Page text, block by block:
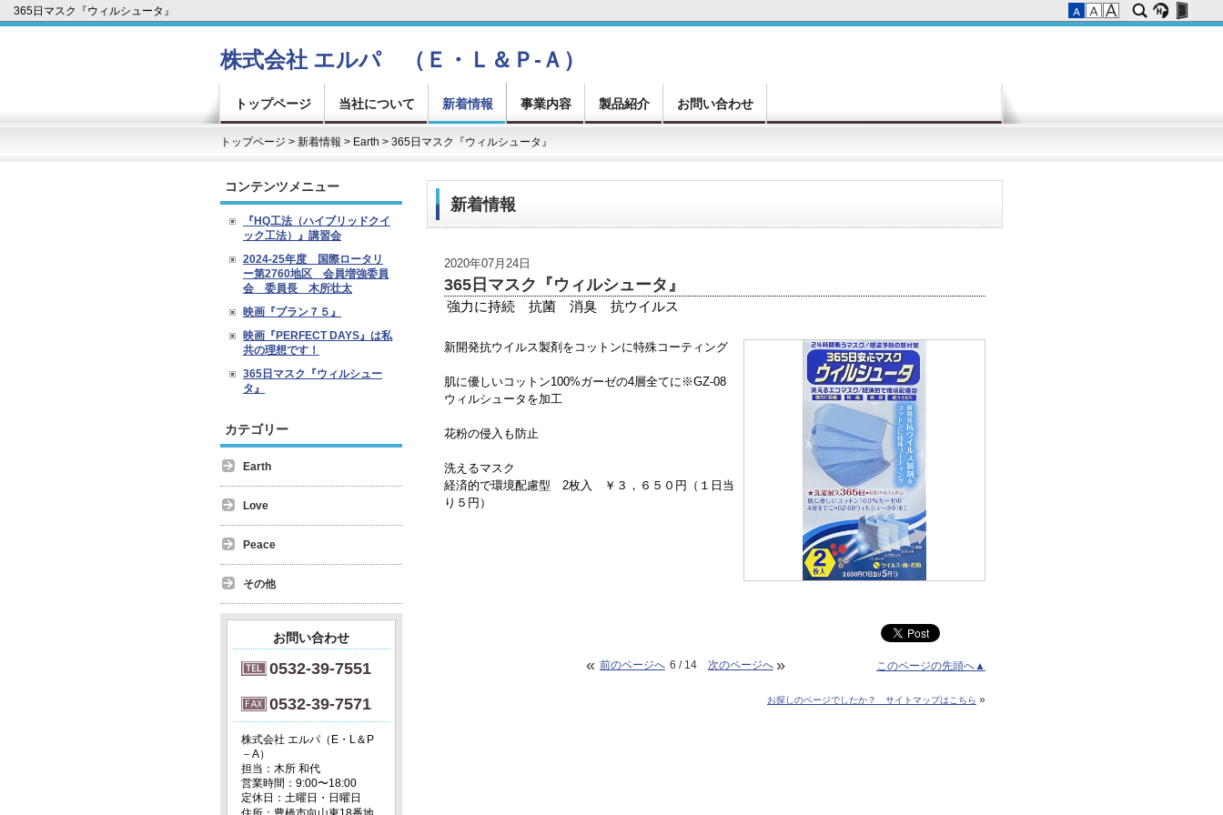
365日マスク『ウィルシュータ』
株式会社 エルパ （Ｅ・Ｌ＆Ｐ-Ａ）
トップページ 当社について 新着情報 事業内容 製品紹介 お問い合わせ
トップページ > 新着情報 > Earth > 365日マスク『ウィルシュータ』
新着情報
2020年07月24日
365日マスク『ウィルシュータ』
強力に持続 抗菌 消臭 抗ウイルス
新開発抗ウイルス製剤をコットンに特殊コーティング
肌に優しいコットン100%ガーゼの4層全てに※GZ-08
ウィルシュータを加工
花粉の侵入も防止
洗えるマスク
経済的で環境配慮型 2枚入 ￥３，６５０円（１日当
り５円）
« 前のページへ 6 / 14 次のページへ » このページの先頭へ▲
お探しのページでしたか？ サイトマップはこちら »
コンテンツメニュー
『HQ工法（ハイブリッドクイ
ック工法）』講習会
2024-25年度 国際ロータリ
ー第2760地区 会員増強委員
会 委員長 木所壮太
映画『プラン７５』
映画『PERFECT DAYS』は私
共の理想です！
365日マスク『ウィルシュー
タ』
カテゴリー
Earth
Love
Peace
その他
お問い合わせ
0532-39-7551
0532-39-7571
株式会社 エルパ（E・L＆P
－A）
担当：木所 和代
営業時間：9:00〜18:00
定休日：土曜日・日曜日